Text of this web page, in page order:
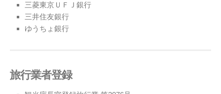
三菱東京ＵＦＪ銀行
三井住友銀行
ゆうちょ銀行
旅行業者登録